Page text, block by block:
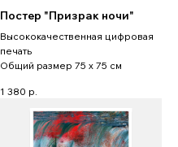
Постер "Призрак ночи"
Высококачественная цифровая
печать
Общий размер 75 x 75 см
1 380 р.